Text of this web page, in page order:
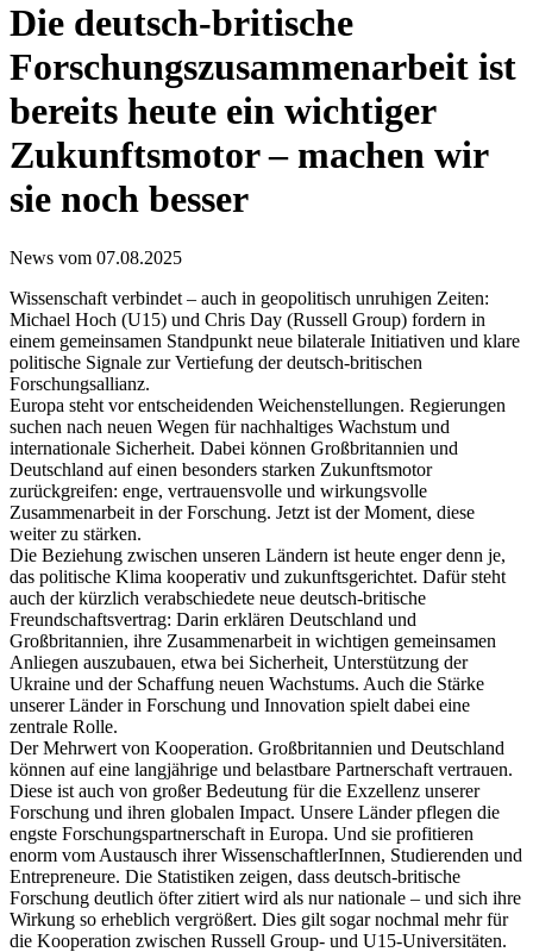
Die deutsch-britische
Forschungszusammenarbeit ist
bereits heute ein wichtiger
Zukunftsmotor – machen wir
sie noch besser
News vom 07.08.2025
Wissenschaft verbindet – auch in geopolitisch unruhigen Zeiten:
Michael Hoch (U15) und Chris Day (Russell Group) fordern in
einem gemeinsamen Standpunkt neue bilaterale Initiativen und klare
politische Signale zur Vertiefung der deutsch-britischen
Forschungsallianz.
Europa steht vor entscheidenden Weichenstellungen. Regierungen
suchen nach neuen Wegen für nachhaltiges Wachstum und
internationale Sicherheit. Dabei können Großbritannien und
Deutschland auf einen besonders starken Zukunftsmotor
zurückgreifen: enge, vertrauensvolle und wirkungsvolle
Zusammenarbeit in der Forschung. Jetzt ist der Moment, diese
weiter zu stärken.
Die Beziehung zwischen unseren Ländern ist heute enger denn je,
das politische Klima kooperativ und zukunftsgerichtet. Dafür steht
auch der kürzlich verabschiedete neue deutsch-britische
Freundschaftsvertrag: Darin erklären Deutschland und
Großbritannien, ihre Zusammenarbeit in wichtigen gemeinsamen
Anliegen auszubauen, etwa bei Sicherheit, Unterstützung der
Ukraine und der Schaffung neuen Wachstums. Auch die Stärke
unserer Länder in Forschung und Innovation spielt dabei eine
zentrale Rolle.
Der Mehrwert von Kooperation. Großbritannien und Deutschland
können auf eine langjährige und belastbare Partnerschaft vertrauen.
Diese ist auch von großer Bedeutung für die Exzellenz unserer
Forschung und ihren globalen Impact. Unsere Länder pflegen die
engste Forschungspartnerschaft in Europa. Und sie profitieren
enorm vom Austausch ihrer WissenschaftlerInnen, Studierenden und
Entrepreneure. Die Statistiken zeigen, dass deutsch-britische
Forschung deutlich öfter zitiert wird als nur nationale – und sich ihre
Wirkung so erheblich vergrößert. Dies gilt sogar nochmal mehr für
die Kooperation zwischen Russell Group- und U15-Universitäten.